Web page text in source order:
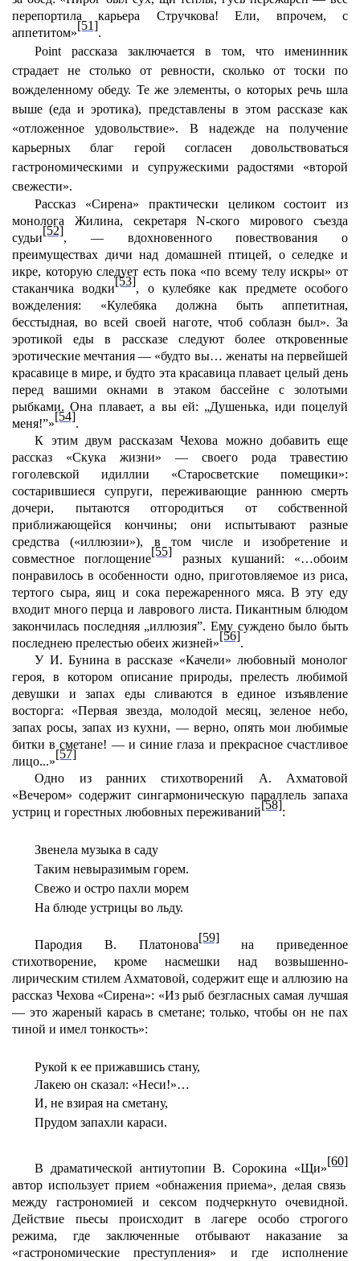
перепортила карьера Стручкова! Ели, впрочем, с
аппетитом»
[51]
.
Point рассказа заключается в том, что именинник
страдает не столько от ревности, сколько от тоски по
вожделенному обеду. Те же элементы, о которых речь шла
выше (еда и эротика), представлены в этом рассказе как
«отложенное удовольствие». В надежде на получение
карьерных благ герой согласен довольствоваться
гастрономическими и супружескими радостями «второй
свежести».
Рассказ «Сирена» практически целиком состоит из
монолога Жилина, секретаря N-ского мирового съезда
судьи
[52]
, — вдохновенного повествования о
преимуществах дичи над домашней птицей, о селедке и
икре, которую следует есть пока «по всему телу искры» от
стаканчика водки
[53]
, о кулебяке как предмете особого
вожделения: «Кулебяка должна быть аппетитная,
бесстыдная, во всей своей наготе, чтоб соблазн был». За
эротикой еды в рассказе следуют более откровенные
эротические мечтания — «будто вы… женаты на первейшей
красавице в мире, и будто эта красавица плавает целый день
перед вашими окнами в этаком бассейне с золотыми
рыбками. Она плавает, а вы ей: „Душенька, иди поцелуй
меня!”»
[54]
.
К этим двум рассказам Чехова можно добавить еще
рассказ «Скука жизни» — своего рода травестию
гоголевской идиллии «Старосветские помещики»:
состарившиеся супруги, переживающие раннюю смерть
дочери, пытаются отгородиться от собственной
приближающейся кончины; они испытывают разные
средства («иллюзии»), в том числе и изобретение и
совместное поглощение
[55]
разных кушаний: «…обоим
понравилось в особенности одно, приготовляемое из риса,
тертого сыра, яиц и сока пережаренного мяса. В эту еду
входит много перца и лаврового листа. Пикантным блюдом
закончилась последняя „иллюзия”. Ему суждено было быть
последнею прелестью обеих жизней»
[56]
.
У И. Бунина в рассказе «Качели» любовный монолог
героя, в котором описание природы, прелесть любимой
девушки и запах еды сливаются в единое изъявление
восторга: «Первая звезда, молодой месяц, зеленое небо,
запах росы, запах из кухни, — верно, опять мои любимые
битки в сметане! — и синие глаза и прекрасное счастливое
лицо...»
[57]
Одно из ранних стихотворений А. Ахматовой
«Вечером» содержит сингармоническую параллель запаха
устриц и горестных любовных переживаний
[58]
:
Звенела музыка в саду
Таким невыразимым горем.
Свежо и остро пахли морем
На блюде устрицы во льду.
Пародия В. Платонова
[59]
на приведенное
стихотворение, кроме насмешки над возвышенно-
лирическим стилем Ахматовой, содержит еще и аллюзию на
рассказ Чехова «Сирена»: «Из рыб безгласных самая лучшая
— это жареный карась в сметане; только, чтобы он не пах
тиной и имел тонкость»:
Рукой к ее прижавшись стану,
Лакею он сказал: «Неси!»…
И, не взирая на сметану,
Прудом запахли караси.
В драматической антиутопии В. Сорокина «Щи»
[60]
автор использует прием «обнажения приема», делая связь
между гастрономией и сексом подчеркнуто очевидной.
Действие пьесы происходит в лагере особо строгого
режима, где заключенные отбывают наказание за
«гастрономические преступления» и где исполнение